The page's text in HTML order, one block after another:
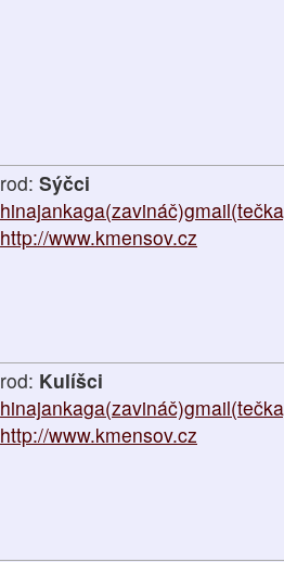
rod: Sýčci
http://www.kmensov.cz
rod: Kulíšci
http://www.kmensov.cz